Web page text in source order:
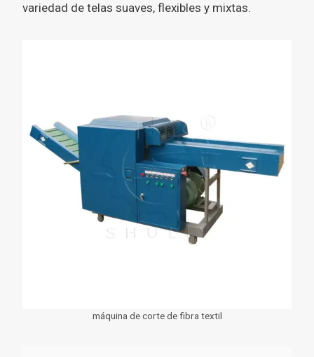
variedad de telas suaves, flexibles y mixtas.
máquina de corte de fibra textil